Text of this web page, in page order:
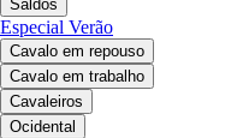
Saldos
Especial Verão
Cavalo em repouso
Cavalo em trabalho
Cavaleiros
Ocidental